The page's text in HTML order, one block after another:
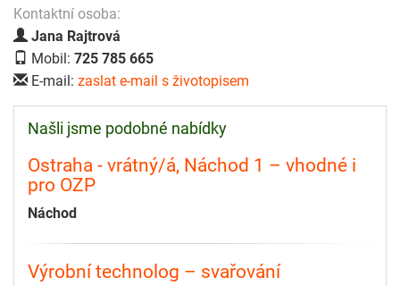
Kontaktní osoba:
Jana Rajtrová
Mobil: 725 785 665
E-mail: zaslat e-mail s životopisem
Našli jsme podobné nabídky
Ostraha - vrátný/á, Náchod 1 – vhodné i
pro OZP
Náchod
Výrobní technolog – svařování